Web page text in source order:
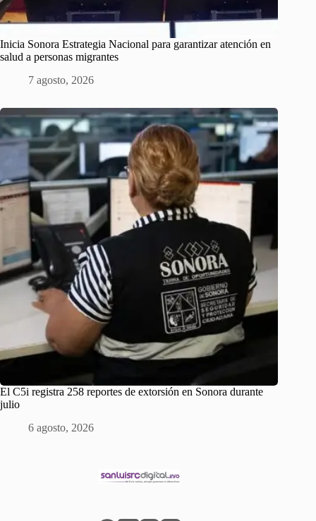
Inicia Sonora Estrategia Nacional para garantizar atención en
salud a personas migrantes
7 agosto, 2026
El C5i registra 258 reportes de extorsión en Sonora durante
julio
6 agosto, 2026